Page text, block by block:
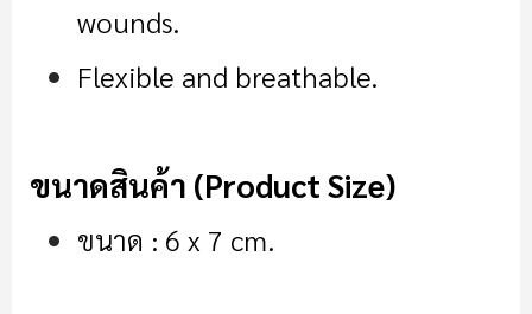
wounds.
Flexible and breathable.
ขนาดสินค้า (Product Size)
ขนาด : 6 x 7 cm.